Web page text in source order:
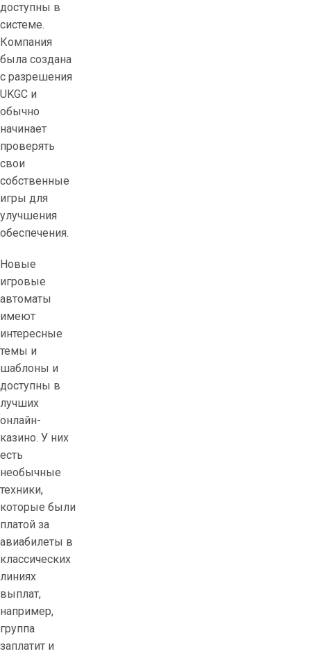
доступны в
системе.
Компания
была создана
с разрешения
UKGC и
обычно
начинает
проверять
свои
собственные
игры для
улучшения
обеспечения.
Новые
игровые
автоматы
имеют
интересные
темы и
шаблоны и
доступны в
лучших
онлайн-
казино. У них
есть
необычные
техники,
которые были
платой за
авиабилеты в
классических
линиях
выплат,
например,
группа
заплатит и